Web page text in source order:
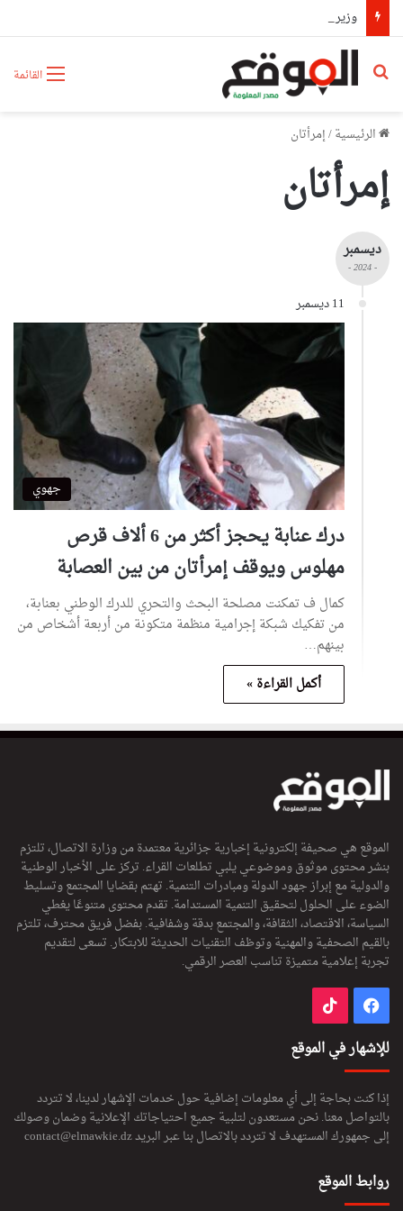
وزير المجاهدين يطمئن على الحالة الصحية للمجاهدة زهية خرف الله
القائمة بحث عن
الرئيسية/إمرأتان
إمرأتان
ديسمبر
- 2024 -
11 ديسمبر
جهوي
درك عنابة يحجز أكثر من 6 ألاف قرص
مهلوس ويوقف إمرأتان من بين العصابة
كمال ف تمكنت مصلحة البحث والتحري للدرك الوطني بعنابة،
من تفكيك شبكة إجرامية منظمة متكونة من أربعة أشخاص من
بينهم…
أكمل القراءة »
الموقع هي صحيفة إلكترونية إخبارية جزائرية معتمدة من وزارة الاتصال، تلتزم
بنشر محتوى موثوق وموضوعي يلبي تطلعات القراء. تركز على الأخبار الوطنية
والدولية مع إبراز جهود الدولة ومبادرات التنمية. تهتم بقضايا المجتمع وتسليط
الضوء على الحلول لتحقيق التنمية المستدامة. تقدم محتوى متنوعًا يغطي
السياسة، الاقتصاد، الثقافة، والمجتمع بدقة وشفافية. بفضل فريق محترف، تلتزم
بالقيم الصحفية والمهنية وتوظف التقنيات الحديثة للابتكار. تسعى لتقديم
تجربة إعلامية متميزة تناسب العصر الرقمي.
فيسبوك
للإشهار في الموقع
إذا كنت بحاجة إلى أي معلومات إضافية حول خدمات الإشهار لدينا، لا تتردد
بالتواصل معنا. نحن مستعدون لتلبية جميع احتياجاتك الإعلانية وضمان وصولك
إلى جمهورك المستهدف لا تتردد بالاتصال بنا عبر البريدcontact@elmawkie.dz
روابط الموقع